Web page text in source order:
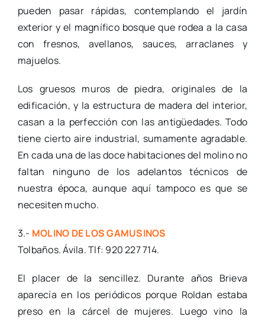
pueden pasar rápidas, contemplando el jardín
exterior y el magnífico bosque que rodea a la casa
con fresnos, avellanos, sauces, arraclanes y
majuelos.
Los gruesos muros de piedra, originales de la
edificación, y la estructura de madera del interior,
casan a la perfección con las antigüedades. Todo
tiene cierto aire industrial, sumamente agradable.
En cada una de las doce habitaciones del molino no
faltan ninguno de los adelantos técnicos de
nuestra época, aunque aquí tampoco es que se
necesiten mucho.
3.- MOLINO DE LOS GAMUSINOS
Tolbaños. Ávila. Tlf: 920 227 714.
El placer de la sencillez. Durante años Brieva
aparecía en los periódicos porque Roldan estaba
preso en la cárcel de mujeres. Luego vino la